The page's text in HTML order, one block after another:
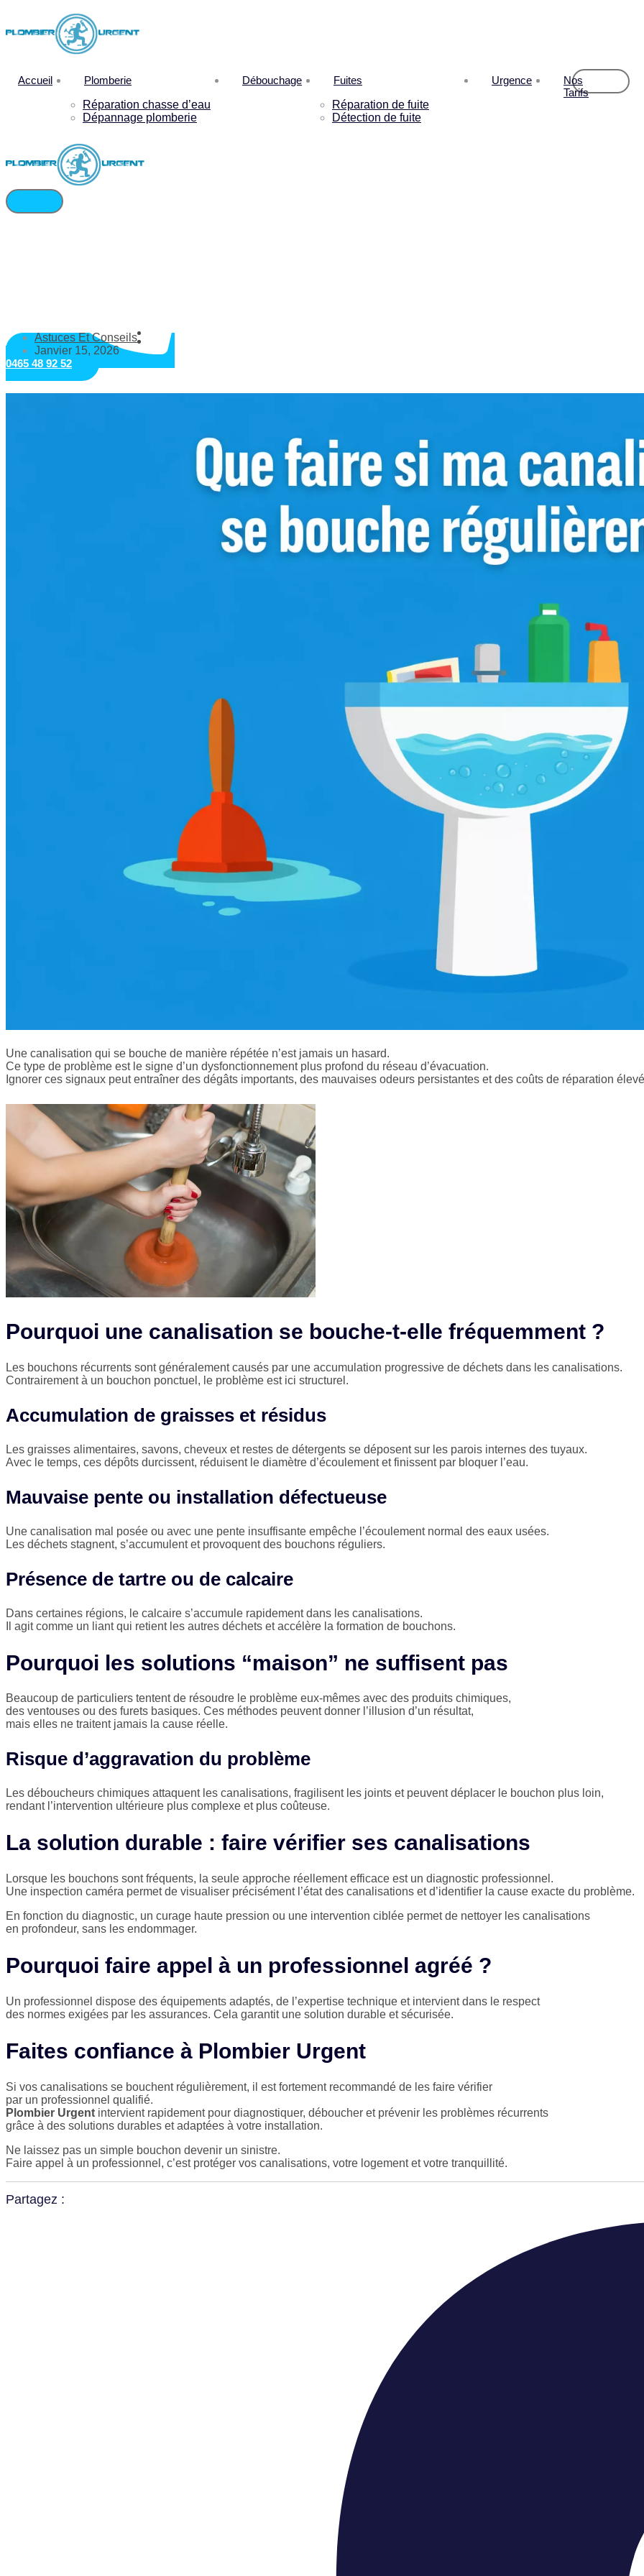
Accueil
Plomberie
Réparation chasse d’eau
Dépannage plomberie
Débouchage
Fuites
Réparation de fuite
Détection de fuite
Urgence
Nos
Tarifs
0465 48 92 52
Astuces Et Conseils
Janvier 15, 2026
Une canalisation qui se bouche de manière répétée n’est jamais un hasard.
Ce type de problème est le signe d’un dysfonctionnement plus profond du réseau d’évacuation.
Ignorer ces signaux peut entraîner des dégâts importants, des mauvaises odeurs persistantes et des coûts de réparation
Pourquoi une canalisation se bouche-t-elle fréquemment ?
Les bouchons récurrents sont généralement causés par une accumulation progressive de déchets dans les canalisations.
Contrairement à un bouchon ponctuel, le problème est ici structurel.
Accumulation de graisses et résidus
Les graisses alimentaires, savons, cheveux et restes de détergents se déposent sur les parois internes des tuyaux.
Avec le temps, ces dépôts durcissent, réduisent le diamètre d’écoulement et finissent par bloquer l’eau.
Mauvaise pente ou installation défectueuse
Une canalisation mal posée ou avec une pente insuffisante empêche l’écoulement normal des eaux usées.
Les déchets stagnent, s’accumulent et provoquent des bouchons réguliers.
Présence de tartre ou de calcaire
Dans certaines régions, le calcaire s’accumule rapidement dans les canalisations.
Il agit comme un liant qui retient les autres déchets et accélère la formation de bouchons.
Pourquoi les solutions “maison” ne suffisent pas
Beaucoup de particuliers tentent de résoudre le problème eux-mêmes avec des produits chimiques,
des ventouses ou des furets basiques. Ces méthodes peuvent donner l’illusion d’un résultat,
mais elles ne traitent jamais la cause réelle.
Risque d’aggravation du problème
Les déboucheurs chimiques attaquent les canalisations, fragilisent les joints et peuvent déplacer le bouchon plus loin,
rendant l’intervention ultérieure plus complexe et plus coûteuse.
La solution durable : faire vérifier ses canalisations
Lorsque les bouchons sont fréquents, la seule approche réellement efficace est un diagnostic professionnel.
Une inspection caméra permet de visualiser précisément l’état des canalisations et d’identifier la cause exacte du problème.
En fonction du diagnostic, un curage haute pression ou une intervention ciblée permet de nettoyer les canalisations
en profondeur, sans les endommager.
Pourquoi faire appel à un professionnel agréé ?
Un professionnel dispose des équipements adaptés, de l’expertise technique et intervient dans le respect
des normes exigées par les assurances. Cela garantit une solution durable et sécurisée.
Faites confiance à Plombier Urgent
Si vos canalisations se bouchent régulièrement, il est fortement recommandé de les faire vérifier
par un professionnel qualifié.
Plombier Urgent intervient rapidement pour diagnostiquer, déboucher et prévenir les problèmes récurrents
grâce à des solutions durables et adaptées à votre installation.
Ne laissez pas un simple bouchon devenir un sinistre.
Faire appel à un professionnel, c’est protéger vos canalisations, votre logement et votre tranquillité.
Partagez :